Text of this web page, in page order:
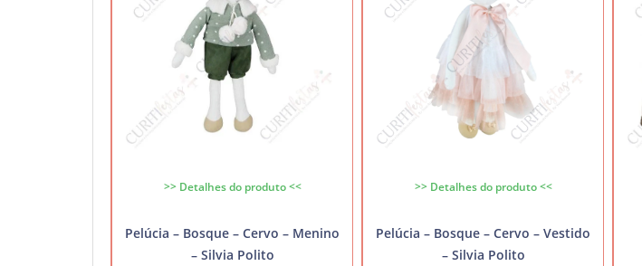
>> Detalhes do produto <<
Pelúcia – Bosque – Cervo – Menino
– Silvia Polito
>> Detalhes do produto <<
Pelúcia – Bosque – Cervo – Vestido
– Silvia Polito